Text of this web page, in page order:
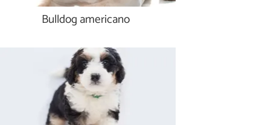
Bulldog americano